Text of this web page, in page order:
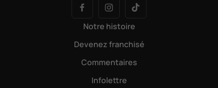
Notre histoire
Devenez franchisé
Commentaires
Infolettre